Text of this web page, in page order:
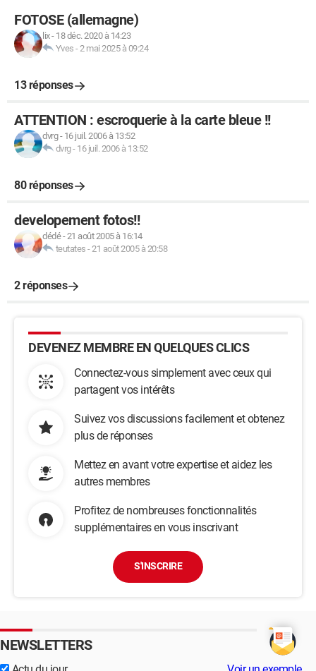
FOTOSE (allemagne)
lix- 18 déc. 2020 à 14:23
Yves -2 mai 2025 à 09:24
13 réponses
ATTENTION : escroquerie à la carte bleue !!
dvrg- 16 juil. 2006 à 13:52
dvrg- 16 juil. 2006 à 13:52
80 réponses
developement fotos!!
dédé-21 août 2005 à 16:14
teutates -21 août 2005 à 20:58
2 réponses
DEVENEZ MEMBRE EN QUELQUES CLICS
Connectez-vous simplement avec ceux qui
partagent vos intérêts
Suivez vos discussions facilement et obtenez
plus de réponses
Mettez en avant votre expertise et aidez les
autres membres
Profitez de nombreuses fonctionnalités
supplémentaires en vous inscrivant
S'INSCRIRE
NEWSLETTERS